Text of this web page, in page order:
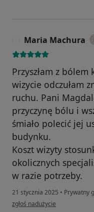
Maria Machura
Przyszłam z
wizycie odczułam
ruchu. Pani
przyczynę bólu i
śmiało polecić jej
budynku.
Koszt wizyty
okolicznych
w razie potrzeby.
21 stycznia 2025 • Prywatny
w opinii użytkownika Maria
zgłoś nadużycie